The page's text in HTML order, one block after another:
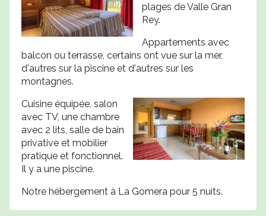
plages de Valle Gran
Rey.
Appartements avec
balcon ou terrasse, certains ont vue sur la mer,
d'autres sur la piscine et d'autres sur les
montagnes.
Cuisine équipée, salon
avec TV, une chambre
avec 2 lits, salle de bain
privative et mobilier
pratique et fonctionnel.
Il y a une piscine.
Notre hébergement à La Gomera pour 5 nuits.